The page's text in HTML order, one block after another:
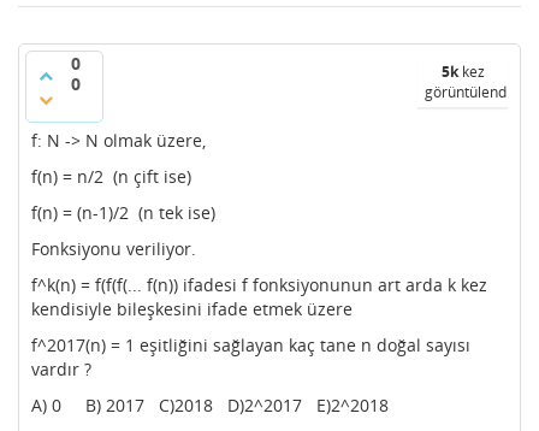
0
0
5kkez
görüntülendi
f: N -> N olmak üzere,
f(n) = n/2 (n çift ise)
f(n) = (n-1)/2 (n tek ise)
Fonksiyonu veriliyor.
f^k(n) = f(f(f(... f(n)) ifadesi f fonksiyonunun art arda k kez
kendisiyle bileşkesini ifade etmek üzere
f^2017(n) = 1 eşitliğini sağlayan kaç tane n doğal sayısı
vardır ?
A) 0 B) 2017 C)2018 D)2^2017 E)2^2018